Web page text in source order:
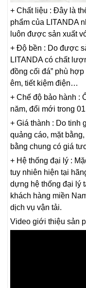
+ Chất liệu : Đây là
phẩm của LITANDA
luôn được sản xuất
+ Độ bền : Do được
LITANDA có chất
đồng cối đá” phù
êm, tiết kiệm điện…
+ Chế độ bảo hành :
năm, đổi mới trong
+ Giá thành : Do tinh
quảng cáo, mặt
bằng chung có giá
+ Hệ thống đại lý :
tuy nhiên hiện tại
dựng hệ thống đại lý
khách hàng miền
dịch vụ vận tải.
Video giới thiệu sản